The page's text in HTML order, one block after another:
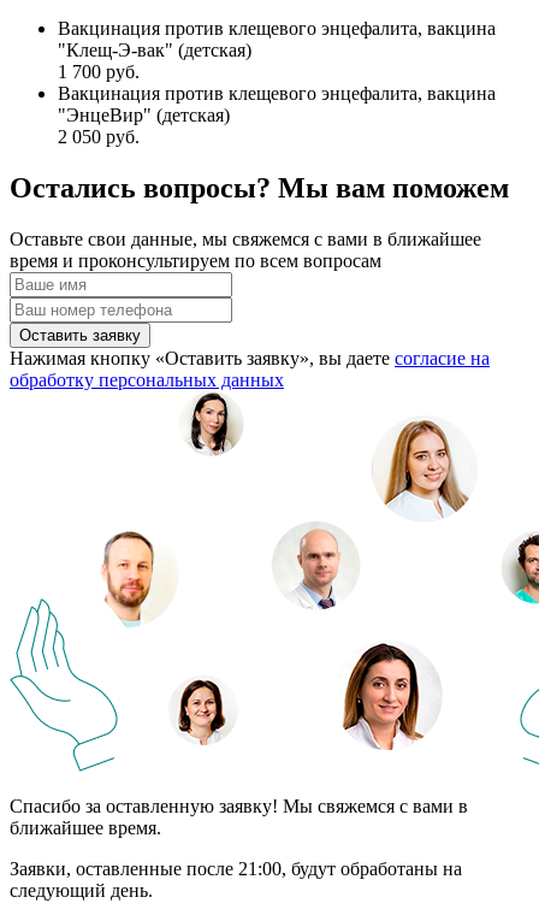
Вакцинация против клещевого энцефалита, вакцина
"Клещ-Э-вак" (детская)
1 700 руб.
Вакцинация против клещевого энцефалита, вакцина
"ЭнцеВир" (детская)
2 050 руб.
Остались вопросы? Мы вам поможем
Оставьте свои данные, мы свяжемся с вами в ближайшее
время и проконсультируем по всем вопросам
Оставить заявку
Нажимая кнопку «Оставить заявку», вы даете согласие на
обработку персональных данных
Спасибо за оставленную заявку! Мы свяжемся с вами в
ближайшее время.
Заявки, оставленные после 21:00, будут обработаны на
следующий день.